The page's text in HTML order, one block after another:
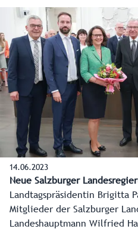
Energie, Gesundheit und
Arbeitsmarkt.
14.06.2023
Neue Salzburger
Landtagspräsidentin Brigitta
Mitglieder der Salzburger
Landeshauptmann Wilfried